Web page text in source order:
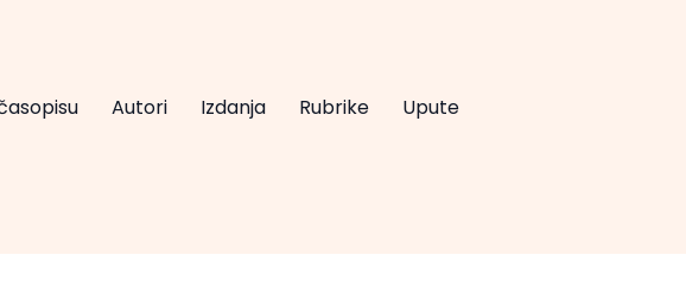
Autori Izdanja Rubrike Upute